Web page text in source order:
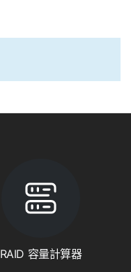
RAID 容量計算器